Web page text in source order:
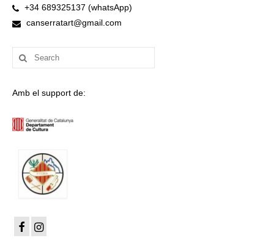
+34 689325137 (whatsApp)
canserratart@gmail.com
Search
for:
Amb el support de: